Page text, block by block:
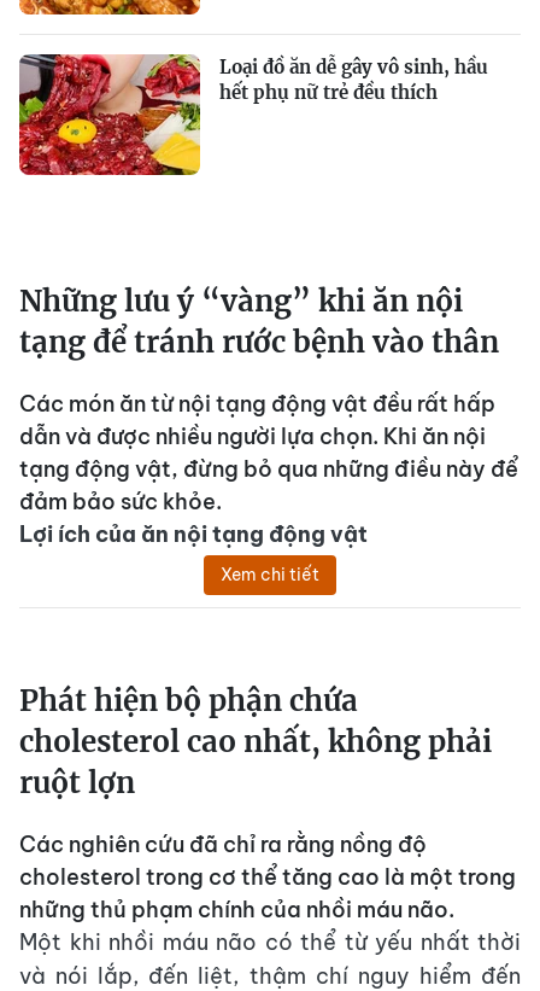
Loại đồ ăn dễ gây vô sinh, hầu
hết phụ nữ trẻ đều thích
Những lưu ý “vàng” khi ăn nội
tạng để tránh rước bệnh vào thân
Các món ăn từ nội tạng động vật đều rất hấp
dẫn và được nhiều người lựa chọn. Khi ăn nội
tạng động vật, đừng bỏ qua những điều này để
đảm bảo sức khỏe.
Lợi ích của ăn nội tạng động vật
Xem chi tiết
Phát hiện bộ phận chứa
cholesterol cao nhất, không phải
ruột lợn
Các nghiên cứu đã chỉ ra rằng nồng độ
cholesterol trong cơ thể tăng cao là một trong
những thủ phạm chính của nhồi máu não.
Một khi nhồi máu não có thể từ yếu nhất thời
và nói lắp, đến liệt, thậm chí nguy hiểm đến